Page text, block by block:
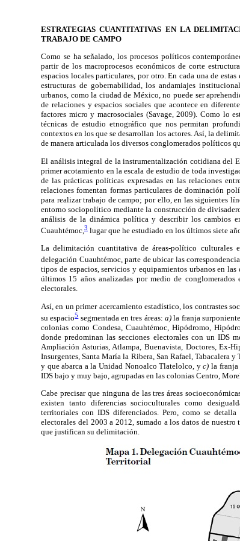
ESTRATEGIAS CUANTITATIVAS EN LA
TRABAJO DE CAMPO
Como se ha señalado, los procesos políticos
partir de los macroprocesos económicos de corte
espacios locales particulares, por otro. En cada una de
estructuras de gobernabilidad, los andamiajes
urbanos, como la ciudad de México, no puede ser
de relaciones y espacios sociales que acontece en
factores micro y macrosociales (Savage, 2009). Como lo
técnicas de estudio etnográfico que nos permitan
contextos en los que se desarrollan los actores. Así, la
de manera articulada los diversos conglomerados políticos
El análisis integral de la instrumentalización cotidiana del
primer acotamiento en la escala de estudio de toda
de las prácticas políticas expresadas en las relaciones
relaciones fomentan formas particulares de dominación
para realizar trabajo de campo; por ello, en las siguientes
entorno sociopolítico mediante la construcción de
análisis de la dinámica política y describir los cambios
Cuauhtémoc, 3 lugar que he estudiado en los últimos siete
La delimitación cuantitativa de áreas-político culturales
delegación Cuauhtémoc, parte de ubicar las
tipos de espacios, servicios y equipamientos urbanos en
últimos 15 años analizadas por medio de
electorales.
Así, en un primer acercamiento estadístico, los contrastes
su espacio5segmentada en tres áreas: a)la franja
colonias como Condesa, Cuauhtémoc, Hipódromo,
donde predominan las secciones electorales con un IDS
Ampliación Asturias, Atlampa, Buenavista, Doctores, Ex-
Insurgentes, Santa María la Ribera, San Rafael, Tabacalera
y que abarca a la Unidad Nonoalco Tlatelolco, yc) la franja
IDS bajo y muy bajo, agrupadas en las colonias Centro,
Cabe precisar que ninguna de las tres áreas
existen tanto diferencias socioculturales como
territoriales con IDS diferenciados. Pero, como se
electorales del 2003 a 2012, sumado a los datos de
que justifican su delimitación.